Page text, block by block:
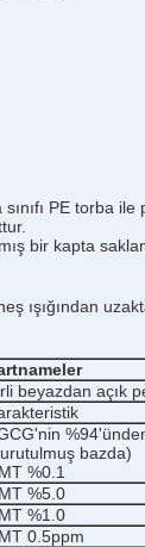
PE torba
bir kapta
ışığından
beyazdan açık
bazda)
%0.1
%5.0
%1.0
0.5ppm